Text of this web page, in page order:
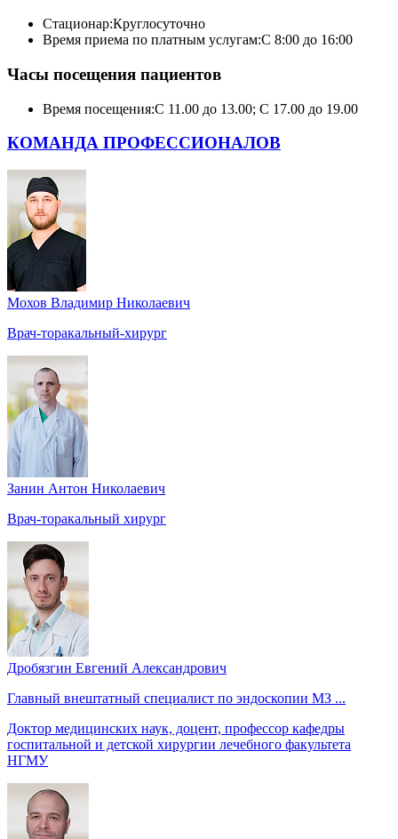
Стационар:Круглосуточно
Время приема по платным услугам:С 8:00 до 16:00
Часы посещения пациентов
Время посещения:С 11.00 до 13.00; С 17.00 до 19.00
КОМАНДА ПРОФЕССИОНАЛОВ
Мохов Владимир Николаевич
Врач-торакальный-хирург
Занин Антон Николаевич
Врач-торакальный хирург
Дробязгин Евгений Александрович
Главный внештатный специалист по эндоскопии МЗ ...
Доктор медицинских наук, доцент, профессор кафедры
госпитальной и детской хирургии лечебного факультета
НГМУ